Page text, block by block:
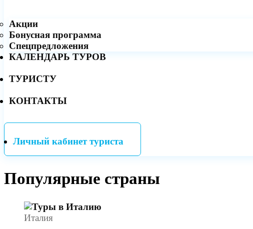
Акции
Бонусная программа
Спецпредложения
КАЛЕНДАРЬ ТУРОВ
ТУРИСТУ
КОНТАКТЫ
Личный кабинет туриста
Популярные страны
Италия